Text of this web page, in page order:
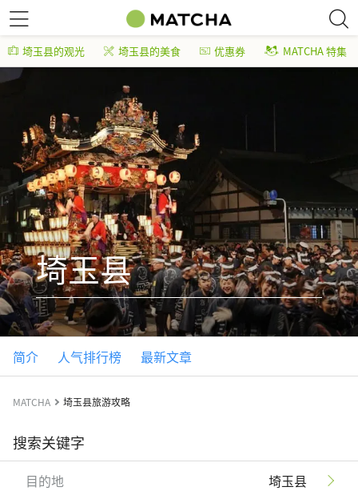
埼玉县的观光 埼玉县的美食 优惠券 MATCHA 特集
埼玉县
简介 人气排行榜 最新文章
MATCHA 埼玉县旅游攻略
搜索关键字
目的地 埼玉县